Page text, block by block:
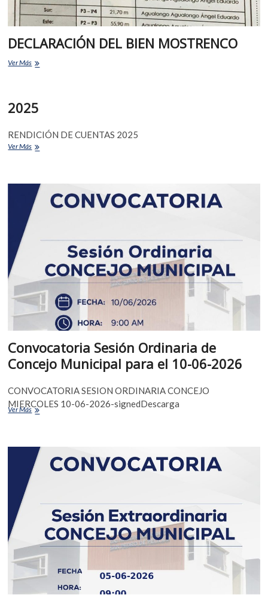
DECLARACIÓN DEL BIEN MOSTRENCO
Ver Más
2025
RENDICIÓN DE CUENTAS 2025
Ver Más
Convocatoria Sesión Ordinaria de
Concejo Municipal para el 10-06-2026
CONVOCATORIA SESION ORDINARIA CONCEJO
MIERCOLES 10-06-2026-signedDescarga
Ver Más